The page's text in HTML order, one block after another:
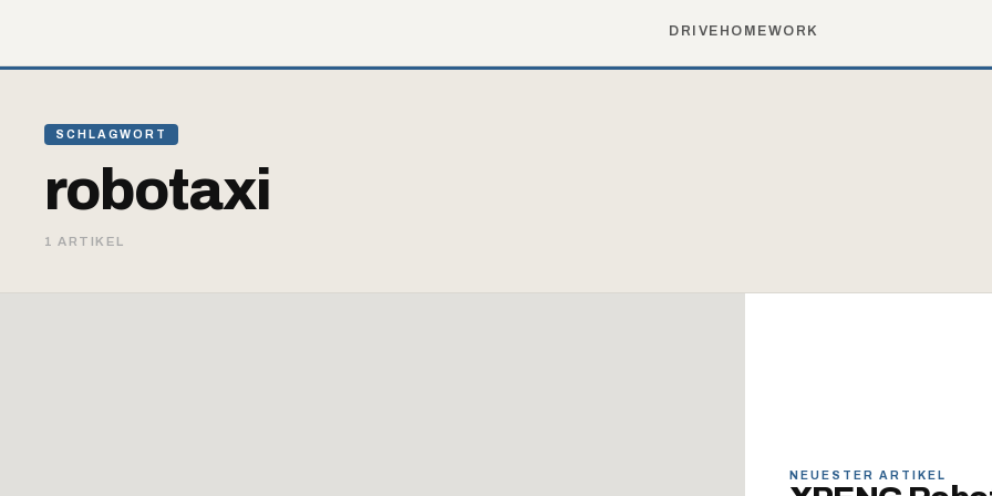
DRIVE HOMEWORK
SCHLAGWORT
robotaxi
1 ARTIKEL
NEUESTER ARTIKEL